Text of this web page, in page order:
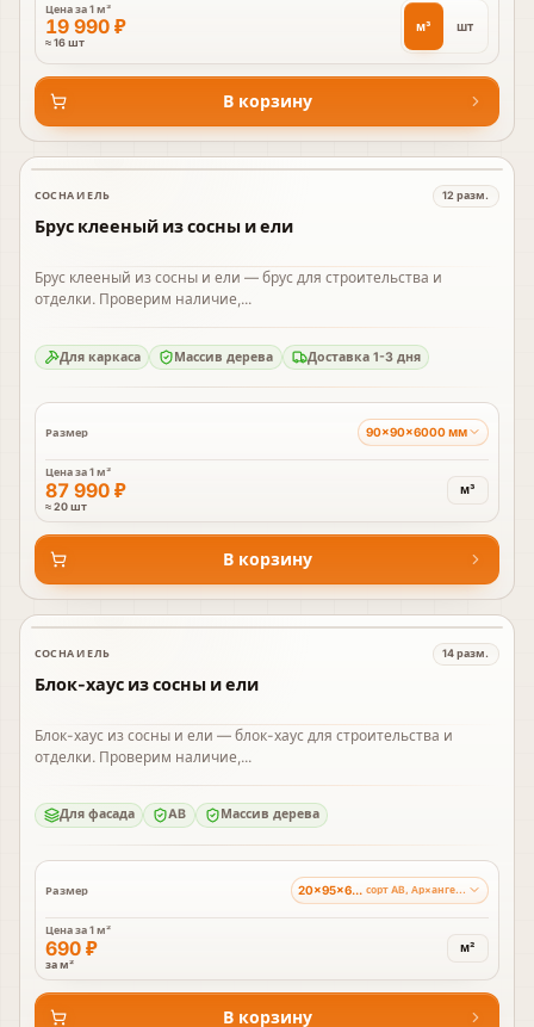
Цена за1 м³
19 990 ₽
≈ 16 шт
м³ шт
В корзину
В наличии
СОСНА И ЕЛЬ 12 разм.
Брус клееный из сосны и ели
Брус клееный из сосны и ели — брус для строительства и
отделки. Проверим наличие,...
Для каркаса Массив дерева Доставка 1-3 дня
Размер 90×90×6000 мм
Цена за1 м³
87 990 ₽
≈ 20 шт
м³
В корзину
В наличии
СОСНА И ЕЛЬ 14разм.
Блок-хаус из сосны и ели
Блок-хаус из сосны и ели — блок-хаус для строительства и
отделки. Проверим наличие,...
Для фасада AB Массив дерева
Размер 20×95×6000 ммсорт AB, Ар×ангельский лес
Цена за1 м²
690 ₽
за м²
м²
В корзину